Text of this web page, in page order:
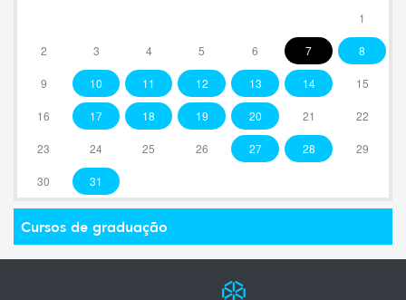
1
2 3 4 5 6 7 8
9 10 11 12 13 14 15
16 17 18 19 20 21 22
23 24 25 26 27 28 29
30 31
Cursos de graduação